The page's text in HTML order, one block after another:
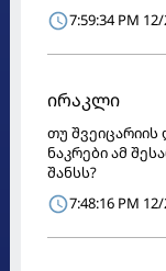
7:59:34 PM
ირაკლი
თუ შვეიცარიის
ნაკრები ამ
შანსს?
7:48:16 PM